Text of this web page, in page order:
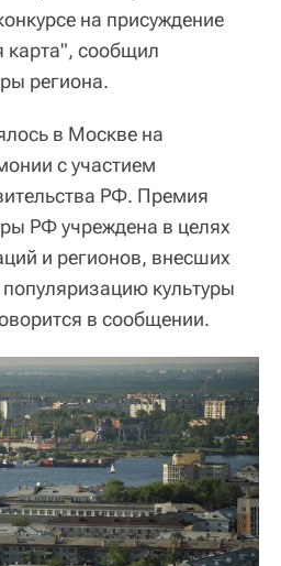
на присуждение
карта", сообщил
региона.
в Москве на
с участием
РФ. Премия
РФ учреждена в целях
и регионов, внесших
культуры
в сообщении.